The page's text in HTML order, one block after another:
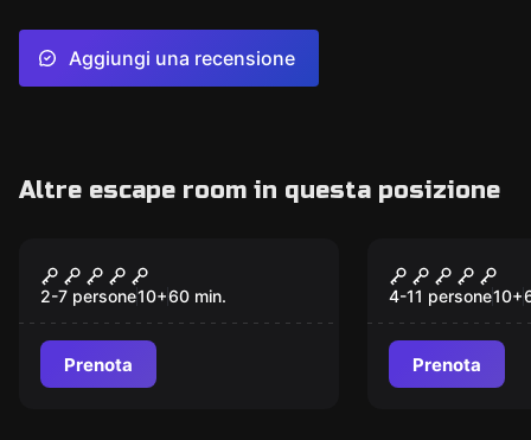
Aggiungi una recensione
Altre escape room in questa posizione
The Latest Game
2-7 persone10+60 min.
Prenota
Irish Pub's
4-11 persone10+
Prenota